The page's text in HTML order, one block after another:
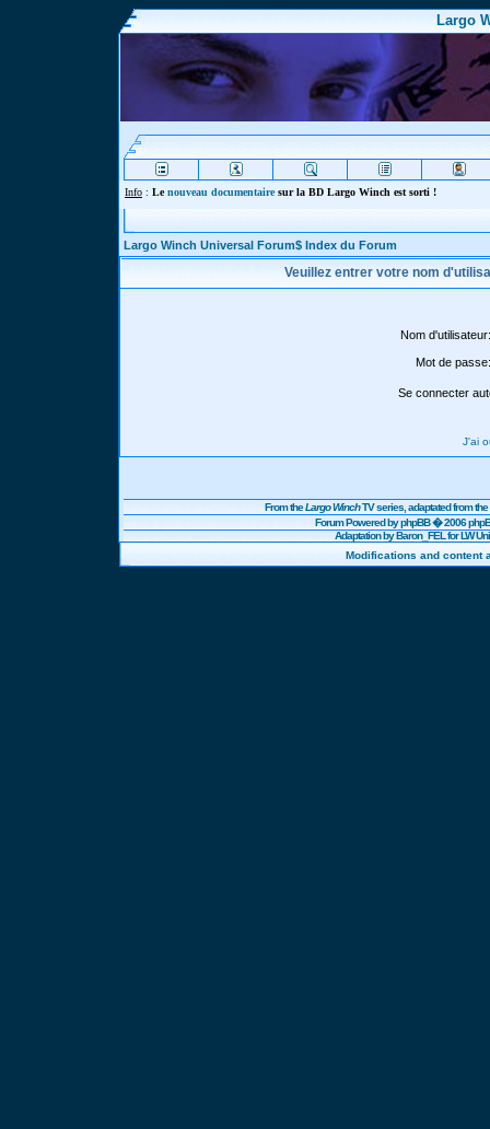
Largo
Info : Lenouveau documentairesur la BD Largo Winch est sorti !
Largo Winch Universal Forum$ Index du Forum
Veuillez entrer votre nom
Nom d'utilisateur:
Mot de passe:
Se connecter
J'ai
From theLargo WinchTV series, adaptated from
Forum Powered byphpBB� 2006
Adaptation by Baron_FEL for LW
Modifications and content